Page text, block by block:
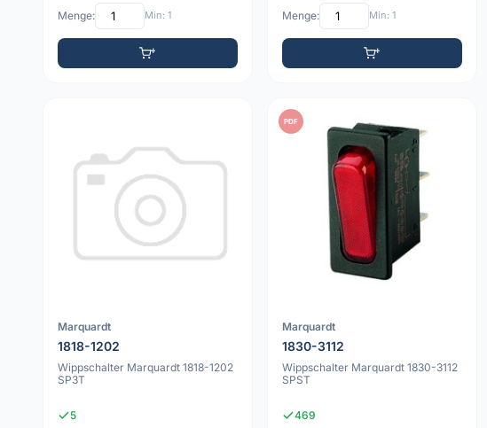
Menge: Min: 1 Menge: Min: 1
Marquardt
1818-1202
Wippschalter Marquardt 1818-1202
SP3T
5
PDF
Marquardt
1830-3112
Wippschalter Marquardt 1830-3112
SPST
469